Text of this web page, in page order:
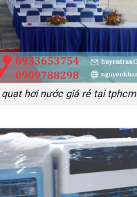
hơi nước giá rẻ tại tphcm